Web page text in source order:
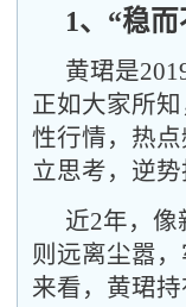
1、“稳
黄珺是
正如大家所
性行情，热
立思考，逆势
近2年，
则远离尘嚣
来看，黄珺